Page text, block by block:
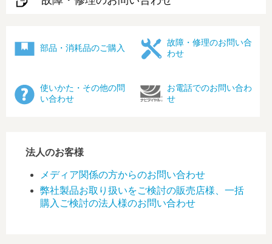
部品・消耗品のご購入
故障・修理のお問い合
わせ
使いかた・その他の問
い合わせ
お電話でのお問い合わ
せ
法人のお客様
メディア関係の方からのお問い合わせ
弊社製品お取り扱いをご検討の販売店様、一括
購入ご検討の法人様のお問い合わせ